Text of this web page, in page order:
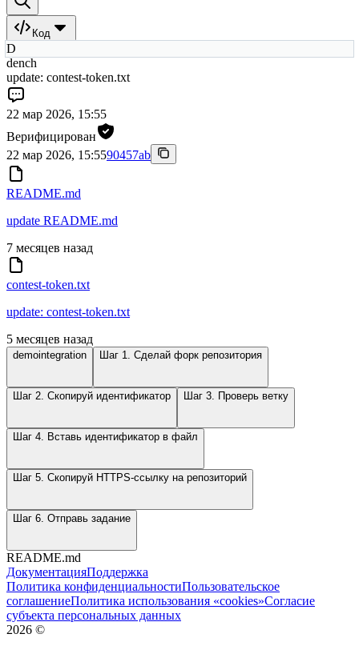
Код
D
dench
update: contest-token.txt
22 мар 2026, 15:55
Верифицирован
22 мар 2026, 15:5590457ab
README.md
update README.md
7 месяцев назад
contest-token.txt
update: contest-token.txt
5 месяцев назад
demointegration Шаг 1. Сделай форк репозитория
Шаг 2. Скопируй идентификатор Шаг 3. Проверь ветку
Шаг 4. Вставь идентификатор в файл
Шаг 5. Скопируй HTTPS-ссылку на репозиторий
Шаг 6. Отправь задание
README.md
ДокументацияПоддержка
Политика конфиденциальностиПользовательское
соглашениеПолитика использования «cookies»Согласие
субъекта персональных данных
2026 ©